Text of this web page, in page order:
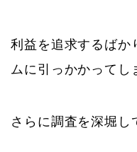
利益を追求するばか
ムに引っかかってし
さらに調査を深堀し